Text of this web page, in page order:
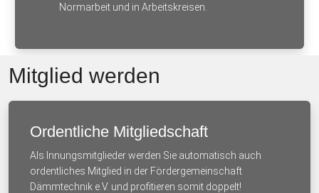
Normarbeit und in Arbeitskreisen.
Mitglied werden
Ordentliche Mitgliedschaft
Als Innungsmitglieder werden Sie automatisch auch
ordentliches Mitglied in der Fördergemeinschaft
Dämmtechnik e.V. und profitieren somit doppelt!